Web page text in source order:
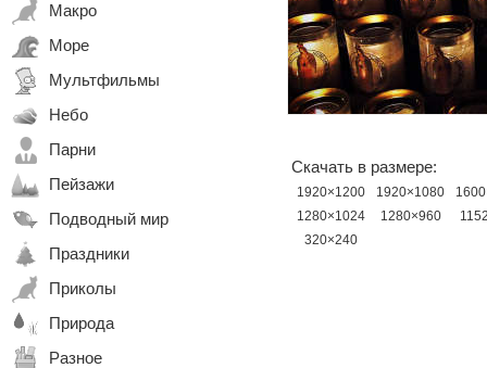
Макро
Море
Мультфильмы
Небо
Парни
Пейзажи
Подводный мир
Праздники
Приколы
Природа
Разное
Скачать в размере:
1920×1200 1920×1080
1280×1024
1280×960
320×240